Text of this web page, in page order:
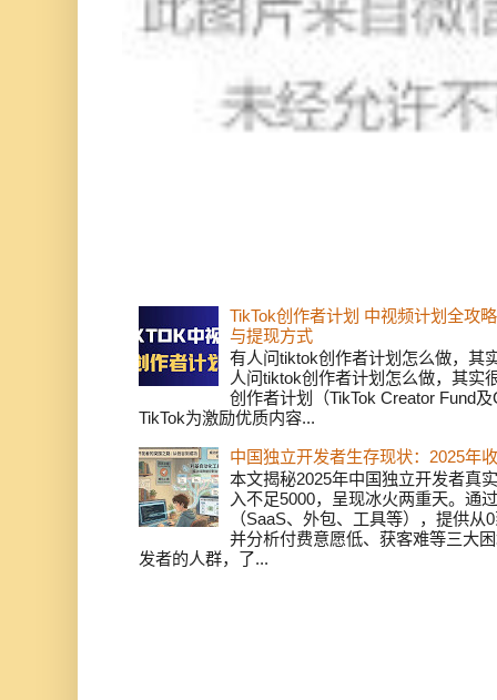
TikTok创作者计划 中视频计划全攻
与提现方式
有人问tiktok创作者计划怎么做，其
人问tiktok创作者计划怎么做，其实
创作者计划（TikTok Creator Fund
TikTok为激励优质内容...
中国独立开发者生存现状：2025年
本文揭秘2025年中国独立开发者真
入不足5000，呈现冰火两重天。通
（SaaS、外包、工具等），提供
并分析付费意愿低、获客难等三大
发者的人群，了...